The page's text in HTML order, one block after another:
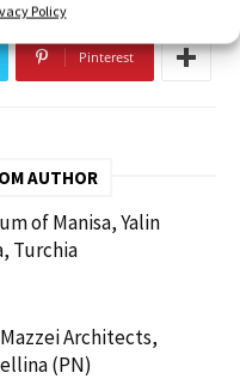
Policy
Pinterest
AUTHOR
of Manisa, Yalin
Turchia
Architects,
(PN)